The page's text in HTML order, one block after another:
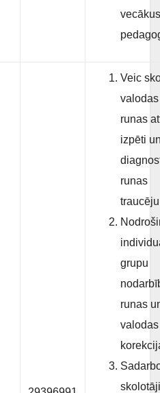
Veic
runas
izpēti
runas
grupu
runas
valodas